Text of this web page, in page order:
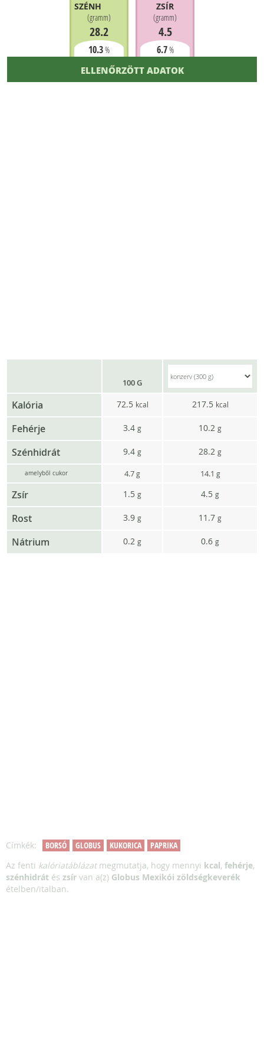
SZÉNHIDRÁT
(gramm)
28.2
10.3%
ZSÍR
(gramm)
4.5
6.7%
ELLENŐRZÖTT ADATOK
100 G
Kalória 72.5 kcal 217.5 kcal
Fehérje 3.4 g 10.2 g
Szénhidrát 9.4 g 28.2 g
amelyből cukor 4.7g 14.1 g
Zsír 1.5 g 4.5 g
Rost 3.9 g 11.7 g
Nátrium 0.2 g 0.6 g
Címkék: BORSÓ GLOBUS KUKORICA
PAPRIKA
Az fenti kalóriatáblázatmegmutatja, hogy mennyi kcal, fehérje,
szénhidrát és zsír van a(z) Globus Mexikói zöldségkeverék
ételben/italban.